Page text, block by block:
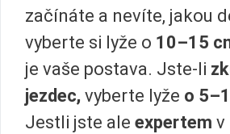
začínáte a nevíte, jakou
vyberte si lyže o 10–15
je vaše postava. Jste-li
jezdec, vyberte lyže o
Jestli jste ale expertem v